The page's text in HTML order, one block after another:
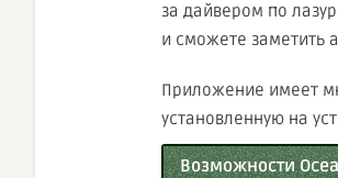
за дайвером по
и сможете заметить
Приложение имеет
установленную на
Возможности